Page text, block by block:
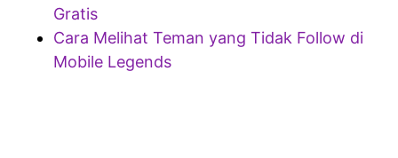
Gratis
Cara Melihat Teman yang Tidak Follow di
Mobile Legends